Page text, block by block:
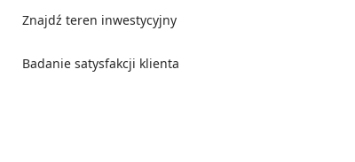
Znajdź teren inwestycyjny
Badanie satysfakcji klienta